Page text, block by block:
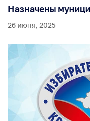
Назначены
26 июня, 2025